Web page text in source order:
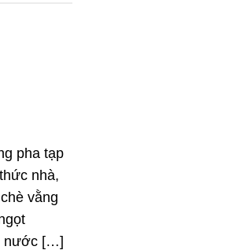
pha tạp
nhà,
vằng
nước […]